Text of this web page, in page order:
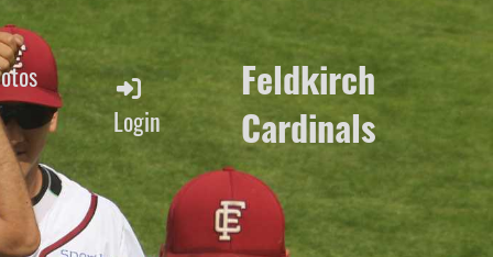
Login
Feldkirch
Cardinals